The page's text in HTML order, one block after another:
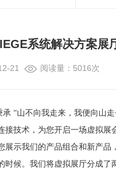
系统解决方案展
21 阅读量：5016次
承 “山不向我走来，我便向山走
接技术，为您开启一场虚拟展
展示我们的产品组合和新产品
时候。我们将虚拟展厅分成了